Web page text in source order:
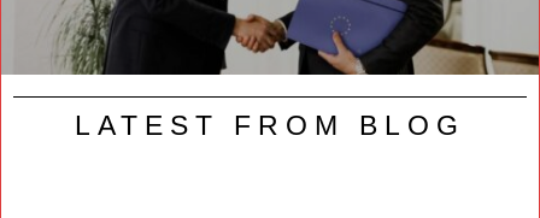
LATEST FROM BLOG